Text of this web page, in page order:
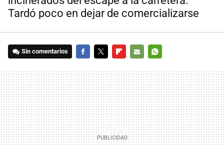
Tardó poco en dejar de comercializarse
Sin comentarios
MAIL